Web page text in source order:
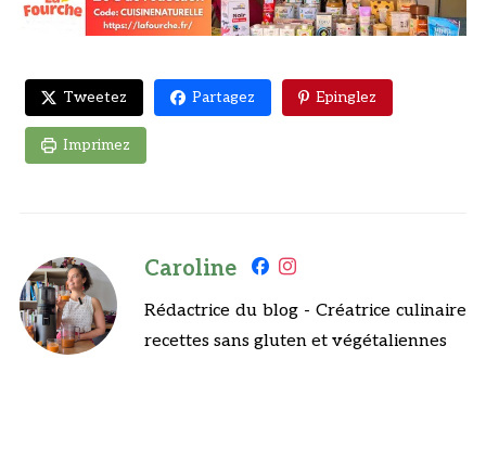
Tweetez Partagez Epinglez
Imprimez
Caroline
Rédactrice du blog - Créatrice culinaire
recettes sans gluten et végétaliennes